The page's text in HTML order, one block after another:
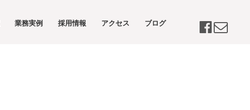
業務実例 採用情報 アクセス ブログ